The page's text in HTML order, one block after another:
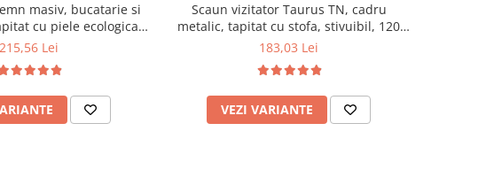
masiv, bucatarie si
cu piele ecologica,
100 kg, cires
215,56 Lei
Scaun vizitator Taurus TN, cadru
metalic, tapitat cu stofa, stivuibil, 120
kg, negru
183,03 Lei
VEZI VARIANTE